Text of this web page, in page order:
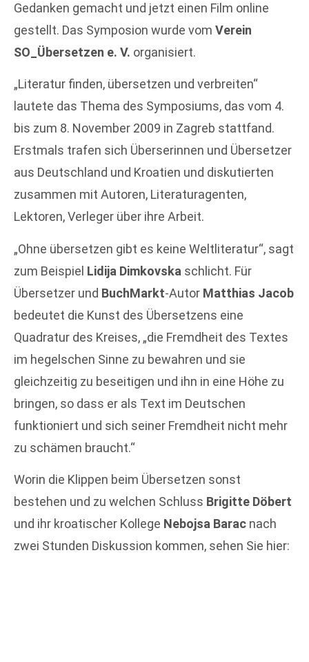
Gedanken gemacht und jetzt einen Film online
gestellt. Das Symposion wurde vom Verein
SO_Übersetzen e. V. organisiert.
„Literatur ﬁnden, übersetzen und verbreiten“
lautete das Thema des Symposiums, das vom 4.
bis zum 8. November 2009 in Zagreb stattfand.
Erstmals trafen sich Überserinnen und Übersetzer
aus Deutschland und Kroatien und diskutierten
zusammen mit Autoren, Literaturagenten,
Lektoren, Verleger über ihre Arbeit.
„Ohne übersetzen gibt es keine Weltliteratur“, sagt
zum Beispiel Lidija Dimkovska schlicht. Für
Übersetzer und BuchMarkt-Autor Matthias Jacob
bedeutet die Kunst des Übersetzens eine
Quadratur des Kreises, „die Fremdheit des Textes
im hegelschen Sinne zu bewahren und sie
gleichzeitig zu beseitigen und ihn in eine Höhe zu
bringen, so dass er als Text im Deutschen
funktioniert und sich seiner Fremdheit nicht mehr
zu schämen braucht.“
Worin die Klippen beim Übersetzen sonst
bestehen und zu welchen Schluss Brigitte Döbert
und ihr kroatischer Kollege Nebojsa Barac nach
zwei Stunden Diskussion kommen, sehen Sie hier: